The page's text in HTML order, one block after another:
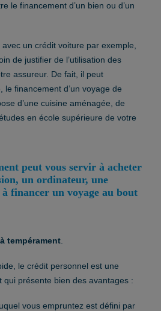
le financement d’un bien ou d’un
un crédit voiture par exemple,
de justifier de l’utilisation des
assureur. De fait, il peut
le financement d’un voyage de
d’une cuisine aménagée, de
en école supérieure de votre
peut vous servir à acheter
un ordinateur, une
financer un voyage au bout
tempérament
le crédit personnel est une
qui présente bien des avantages :
vous empruntez est défini par